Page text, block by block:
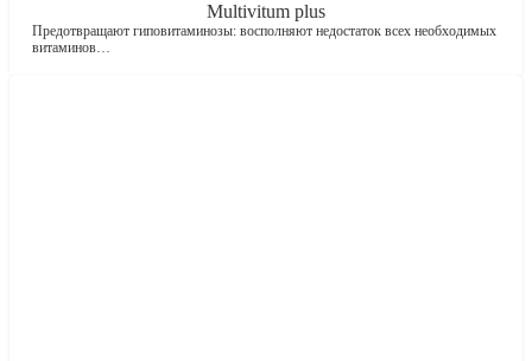
Multivitum plus
Предотвращают гиповитаминозы: восполняют недостаток всех необходимых
витаминов…